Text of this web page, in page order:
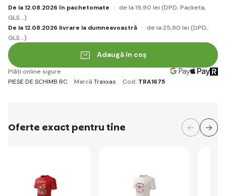
De la 12.08.2026 în pachetomate de la 19,90 lei (DPD, Packeta,
GLS...)
De la 12.08.2026 livrare la dumneavoastră
de la 25,90 lei (DPD,
GLS...)
Adaugă în coș
Plăți online sigure
PIESE DE SCHIMB RC
Marcă Traxxas Cod: TRA1675
Oferte exact pentru tine